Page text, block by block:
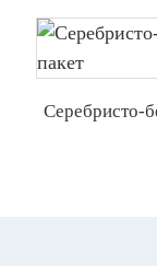
Серебристо-